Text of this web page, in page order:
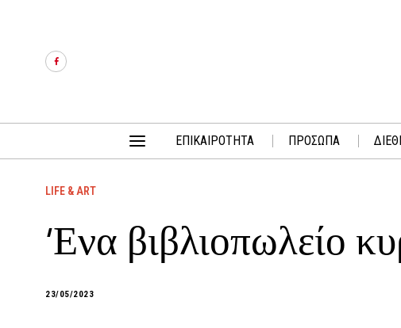
ΕΠΙΚΑΙΡΟΤΗΤΑ ΠΡΟΣΩΠΑ
LIFE & ART
‘Ενα βιβλιοπωλείο
23/05/2023